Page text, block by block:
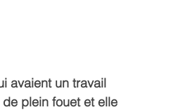
avaient un travail
plein fouet et elle